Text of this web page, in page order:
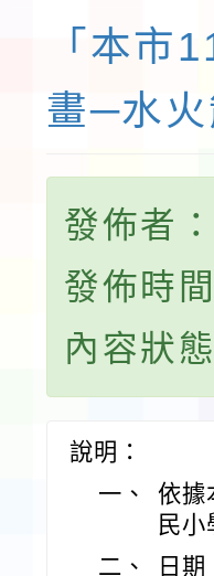
「本市
畫─水火
發佈者
發佈時
內容狀
說明：
一、
依據
民
二、
日期